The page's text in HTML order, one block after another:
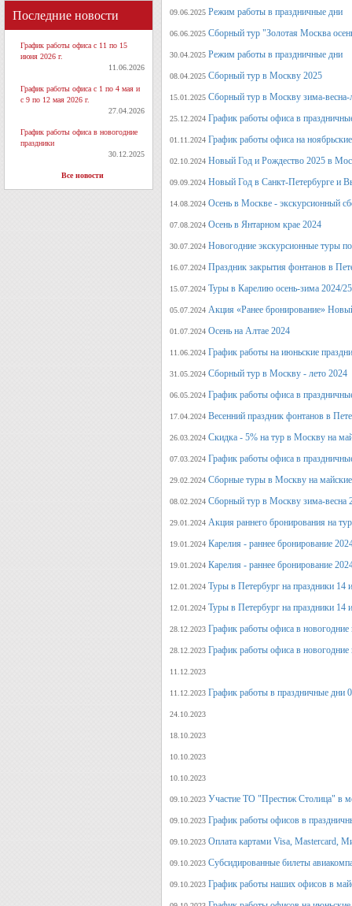
Последние новости
График работы офиса с 11 по 15
июня 2026 г.
11.06.2026
График работы офиса с 1 по 4 мая и
с 9 по 12 мая 2026 г.
27.04.2026
График работы офиса в новогодние
праздники
30.12.2025
Все новости
09.06.2025 Режим работы в праздничные дни
06.06.2025 Сборный тур "Золотая Москва
30.04.2025 Режим работы в праздничные дни
08.04.2025 Сборный тур в Москву 2025
15.01.2025 Сборный тур в Москву зима-весна-
25.12.2024 График работы офиса в
01.11.2024 График работы офиса на
02.10.2024 Новый Год и Рождество 2025 в
09.09.2024 Новый Год в Санкт-Петербурге и
14.08.2024 Осень в Москве - экскурсионный
07.08.2024 Осень в Янтарном крае 2024
30.07.2024 Новогодние экскурсионные туры
16.07.2024 Праздник закрытия фонтанов в
15.07.2024 Туры в Карелию осень-зима 2024/25
05.07.2024 Акция «Ранее бронирование»
01.07.2024 Осень на Алтае 2024
11.06.2024 График работы на июньские
31.05.2024 Сборный тур в Москву - лето 2024
06.05.2024 График работы офиса в
17.04.2024 Весенний праздник фонтанов в
26.03.2024 Скидка - 5% на тур в Москву на
07.03.2024 График работы офиса в
29.02.2024 Сборные туры в Москву на
08.02.2024 Сборный тур в Москву зима-весна
29.01.2024 Акция раннего бронирования на
19.01.2024 Карелия - раннее бронирование
19.01.2024 Карелия - раннее бронирование
12.01.2024 Туры в Петербург на праздники 14
12.01.2024 Туры в Петербург на праздники 14
28.12.2023 График работы офиса в новогодние
28.12.2023 График работы офиса в новогодние
11.12.2023
11.12.2023 График работы в праздничные дни
24.10.2023
18.10.2023
10.10.2023
10.10.2023
09.10.2023 Участие ТО "Престиж Столица" в
09.10.2023 График работы офисов в
09.10.2023 Оплата картами Visa, Mastercard,
09.10.2023 Субсидированные билеты
09.10.2023 График работы наших офисов в